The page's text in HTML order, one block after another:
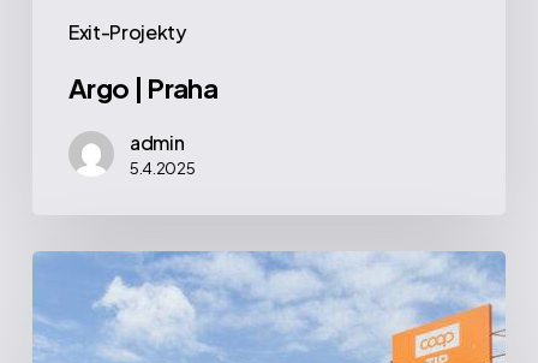
Exit-Projekty
Argo | Praha
admin
5.4.2025
Tábor